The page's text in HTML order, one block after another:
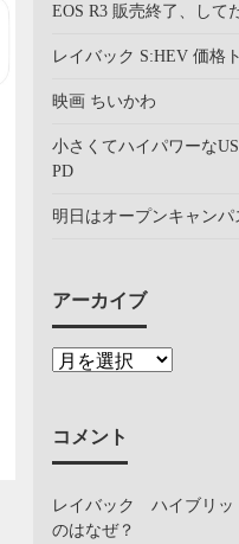
EOS R3 販売終了、して
レイバック S:HEV 価格
映画 ちいかわ
小さくてハイパワーな
PD
明日はオープンキャンパ
アーカイブ
コメント
レイバック ハイブリ
のはなぜ？